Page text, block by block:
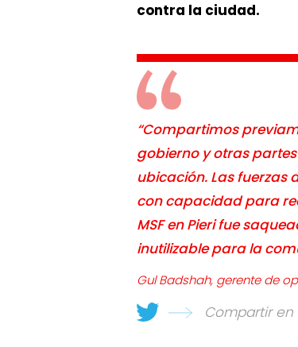
contra la ciudad.
“Compartimos
gobierno y otras
ubicación. Las fuerzas
con capacidad para
MSF en Pieri fue
inutilizable para la
Gul Badshah, gerente de
Compartir en